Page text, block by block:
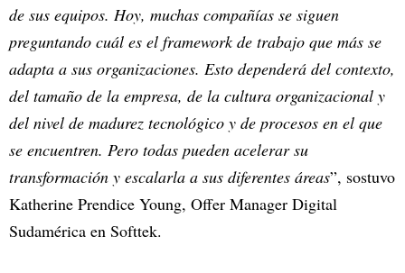
de sus equipos. Hoy, muchas compañías se siguen
preguntando cuál es el framework de trabajo que más se
adapta a sus organizaciones. Esto dependerá del contexto,
del tamaño de la empresa, de la cultura organizacional y
del nivel de madurez tecnológico y de procesos en el que
se encuentren. Pero todas pueden acelerar su
transformación y escalarla a sus diferentes áreas”, sostuvo
Katherine Prendice Young, Offer Manager Digital
Sudamérica en Softtek.